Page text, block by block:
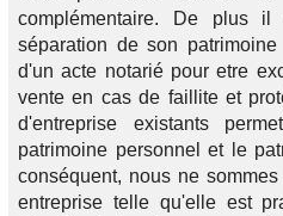
complémentaire. De plus
séparation de son
d'un acte notarié pour etre
vente en cas de faillite et
d'entreprise existants
patrimoine personnel et le
conséquent, nous ne
entreprise telle qu'elle est